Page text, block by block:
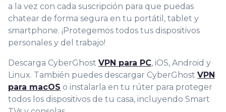
a la vez con cada suscripción para que puedas
chatear de forma segura en tu portátil, tablet y
smartphone. ¡Protegemos todos tus dispositivos
personales y del trabajo!
Descarga CyberGhost VPN para PC, iOS, Android y
Linux. También puedes descargar CyberGhost VPN
para macOS o instalarla en tu rúter para proteger
todos los dispositivos de tu casa, incluyendo Smart